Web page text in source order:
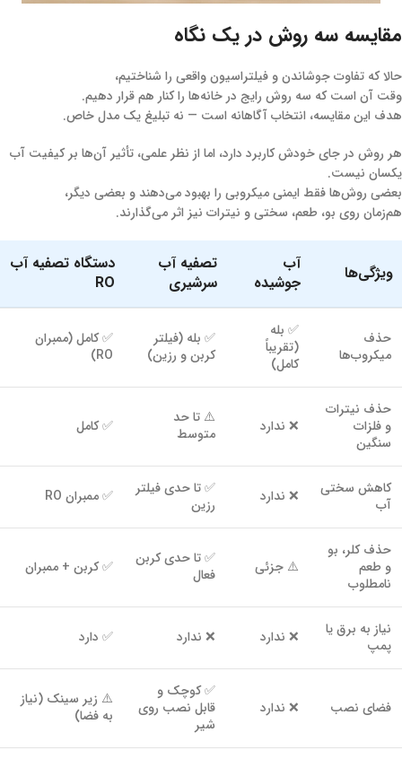
مقایسه سه روش در یک نگاه
حالا که تفاوت جوشاندن و فیلتراسیون واقعی را شناختیم،
وقت آن است که سه روش رایج در خانه‌ها را کنار هم قرار دهیم.
هدف این مقایسه، انتخاب آگاهانه است — نه تبلیغ یک مدل خاص.
هر روش در جای خودش کاربرد دارد، اما از نظر علمی، تأثیر آن‌ها بر کیفیت آب
یکسان نیست.
بعضی روش‌ها فقط ایمنی میکروبی را بهبود می‌دهند و بعضی دیگر،
هم‌زمان روی بو، طعم، سختی و نیترات نیز اثر می‌گذارند.
ویژگی‌ها
آب
جوشیده
تصفیه آب
سرشیری
دستگاه تصفیه آب
RO
حذف
میکروب‌ها
✅ بله
(تقریباً
کامل)
✅ بله (فیلتر
کربن و رزین)
✅ کامل (ممبران
RO)
حذف نیترات
و فلزات
سنگین
❌ ندارد
⚠️ تا حد
متوسط
✅ کامل
کاهش سختی
آب
❌ ندارد
✅ تا حدی فیلتر
رزین
✅ ممبران RO
حذف کلر، بو
و طعم
نامطلوب
⚠️ جزئی
✅ تا حدی کربن
فعال
✅ کربن + ممبران
نیاز به برق یا
پمپ
❌ ندارد ❌ ندارد ✅ دارد
فضای نصب ❌ ندارد
✅ کوچک و
قابل نصب روی
شیر
⚠️ زیر سینک (نیاز
به فضا)